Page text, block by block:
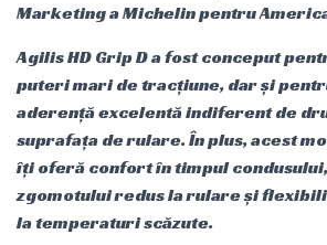
Marketing a Michelin pentru
Agilis HD Grip D a fost conceput
puteri mari de tracțiune, dar și
aderență excelentă indiferent de
suprafața de rulare. În plus, acest
îți oferă confort în timpul
zgomotului redus la rulare și
la temperaturi scăzute.